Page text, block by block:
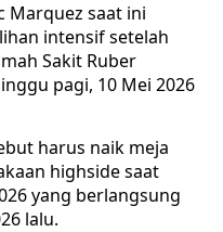
Marquez saat ini
intensif setelah
Sakit Ruber
pagi, 10 Mei 2026
harus naik meja
highside saat
yang berlangsung
lalu.